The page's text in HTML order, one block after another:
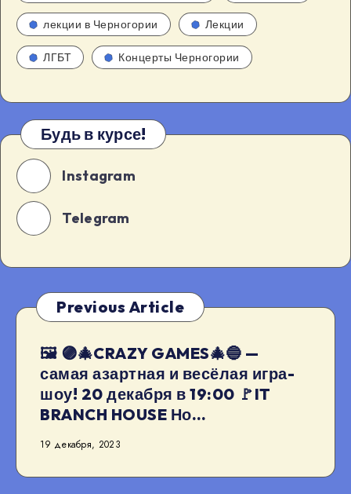
лекции в Черногории Лекции
ЛГБТ Концерты Черногории
Будь в курсе!
Instagram
Telegram
Previous Article
🖼 🟣🎄CRAZY GAMES🎄🔵 —
самая азартная и весёлая игра-
шоу! 20 декабря в 19:00 🚩IT
BRANCH HOUSE Но…
19 декабря, 2023